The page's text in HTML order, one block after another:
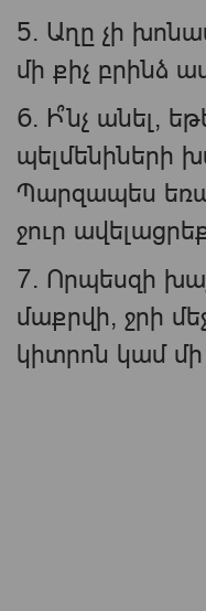
5. Աղը չի
մի քիչ բրինձ
6. Ի՞նչ անել,
պելմենիների
Պարզապես
ջուր
7. Որպեսզի
մաքրվի, ջրի
կիտրոն կամ